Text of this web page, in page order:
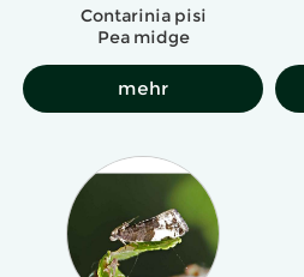
Contarinia pisi
Pea midge
mehr